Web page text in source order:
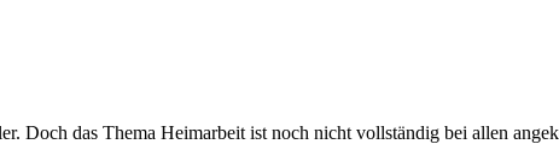
Doch das Thema Heimarbeit ist noch nicht vollständig bei allen